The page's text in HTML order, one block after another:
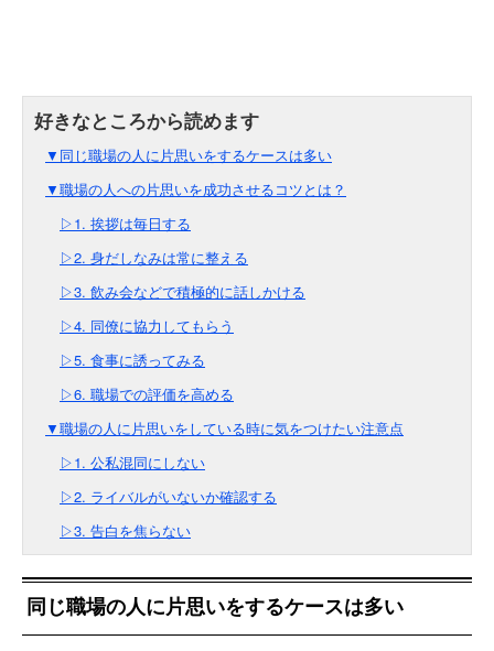
▼同じ職場の人に片思いをするケースは多い
▼職場の人への片思いを成功させるコツとは？
▷1. 挨拶は毎日する
▷2. 身だしなみは常に整える
▷3. 飲み会などで積極的に話しかける
▷4. 同僚に協力してもらう
▷5. 食事に誘ってみる
▷6. 職場での評価を高める
▼職場の人に片思いをしている時に気をつけたい注意点
▷1. 公私混同にしない
▷2. ライバルがいないか確認する
▷3. 告白を焦らない
同じ職場の人に片思いをするケースは多い